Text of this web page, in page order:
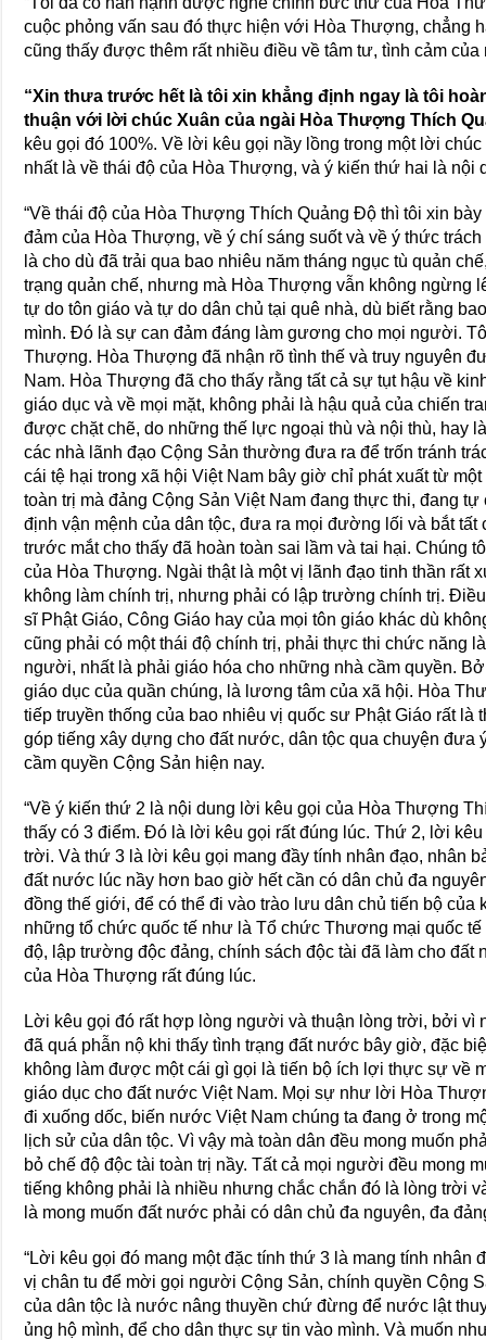
cuộc phỏng vấn sau đó thực hiện với Hòa Thượng, chẳng
cũng thấy được thêm rất nhiều điều về tâm tư, tình cảm
“Xin thưa trước hết là tôi xin khẳng định ngay là tôi
thuận với lời chúc Xuân của ngài Hòa Thượng Thích
kêu gọi đó 100%. Về lời kêu gọi nầy lồng trong một lời
nhất là về thái độ của Hòa Thượng, và ý kiến thứ hai là nội
“Về thái độ của Hòa Thượng Thích Quảng Ðộ thì tôi xin
đảm của Hòa Thượng, về ý chí sáng suốt và về ý thức
là cho dù đã trải qua bao nhiêu năm tháng ngục tù quản
trạng quản chế, nhưng mà Hòa Thượng vẫn không ngừng
tự do tôn giáo và tự do dân chủ tại quê nhà, dù biết rằng
mình. Ðó là sự can đảm đáng làm gương cho mọi người.
Thượng. Hòa Thượng đã nhận rõ tình thế và truy nguyên
Nam. Hòa Thượng đã cho thấy rằng tất cả sự tụt hậu về
giáo dục và về mọi mặt, không phải là hậu quả của chiến
được chặt chẽ, do những thế lực ngoại thù và nội thù, hay
các nhà lãnh đạo Cộng Sản thường đưa ra để trốn tránh
cái tệ hại trong xã hội Việt Nam bây giờ chỉ phát xuất từ
toàn trị mà đảng Cộng Sản Việt Nam đang thực thi, đang
định vận mệnh của dân tộc, đưa ra mọi đường lối và bắt
trước mắt cho thấy đã hoàn toàn sai lầm và tai hại. Chúng
của Hòa Thượng. Ngài thật là một vị lãnh đạo tinh thần rất
không làm chính trị, nhưng phải có lập trường chính trị.
sĩ Phật Giáo, Công Giáo hay của mọi tôn giáo khác dù
cũng phải có một thái độ chính trị, phải thực thi chức năng
người, nhất là phải giáo hóa cho những nhà cầm quyền.
giáo dục của quần chúng, là lương tâm của xã hội. Hòa
tiếp truyền thống của bao nhiêu vị quốc sư Phật Giáo rất
góp tiếng xây dựng cho đất nước, dân tộc qua chuyện đưa
cầm quyền Cộng Sản hiện nay.
“Về ý kiến thứ 2 là nội dung lời kêu gọi của Hòa Thượng
thấy có 3 điểm. Ðó là lời kêu gọi rất đúng lúc. Thứ 2, lời
trời. Và thứ 3 là lời kêu gọi mang đầy tính nhân đạo, nhân
đất nước lúc nầy hơn bao giờ hết cần có dân chủ đa
đồng thế giới, để có thể đi vào trào lưu dân chủ tiến bộ của
những tổ chức quốc tế như là Tổ chức Thương mại quốc
độ, lập trường độc đảng, chính sách độc tài đã làm cho
của Hòa Thượng rất đúng lúc.
Lời kêu gọi đó rất hợp lòng người và thuận lòng trời, bởi vì
đã quá phẫn nộ khi thấy tình trạng đất nước bây giờ, đặc
không làm được một cái gì gọi là tiến bộ ích lợi thực sự về
giáo dục cho đất nước Việt Nam. Mọi sự như lời Hòa
đi xuống dốc, biến nước Việt Nam chúng ta đang ở trong
lịch sử của dân tộc. Vì vậy mà toàn dân đều mong muốn
bỏ chế độ độc tài toàn trị nầy. Tất cả mọi người đều mong
tiếng không phải là nhiều nhưng chắc chắn đó là lòng trời
là mong muốn đất nước phải có dân chủ đa nguyên, đa
“Lời kêu gọi đó mang một đặc tính thứ 3 là mang tính nhân
vị chân tu để mời gọi người Cộng Sản, chính quyền Cộng
của dân tộc là nước nâng thuyền chứ đừng để nước lật
ủng hộ mình, để cho dân thực sự tin vào mình. Và muốn